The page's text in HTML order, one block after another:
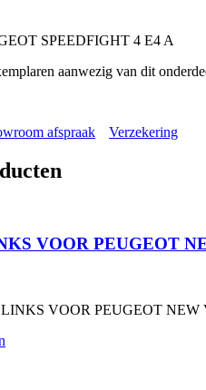
SPEEDFIGHT 4 E4 A
aanwezig van dit
afspraak Verzekering
VOOR PEUGEOT
VOOR PEUGEOT NEW